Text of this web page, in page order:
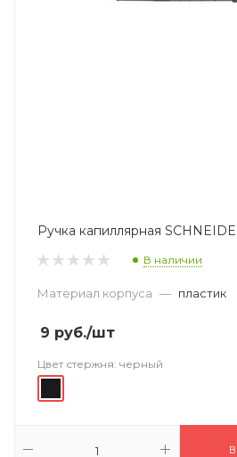
Ручка капиллярная
В наличии
Материал корпуса — пластик
9 руб./шт
Цвет стержня: черный